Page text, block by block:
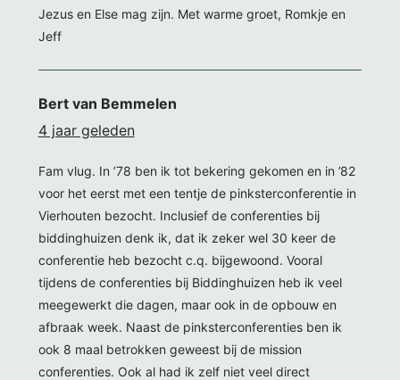
Jezus en Else mag zijn. Met warme groet, Romkje en
Jeff
Bert van Bemmelen
4 jaar geleden
Fam vlug. In ’78 ben ik tot bekering gekomen en in ’82
voor het eerst met een tentje de pinksterconferentie in
Vierhouten bezocht. Inclusief de conferenties bij
biddinghuizen denk ik, dat ik zeker wel 30 keer de
conferentie heb bezocht c.q. bijgewoond. Vooral
tijdens de conferenties bij Biddinghuizen heb ik veel
meegewerkt die dagen, maar ook in de opbouw en
afbraak week. Naast de pinksterconferenties ben ik
ook 8 maal betrokken geweest bij de mission
conferenties. Ook al had ik zelf niet veel direct